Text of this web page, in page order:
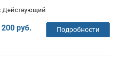
Действующий
руб. Подробности